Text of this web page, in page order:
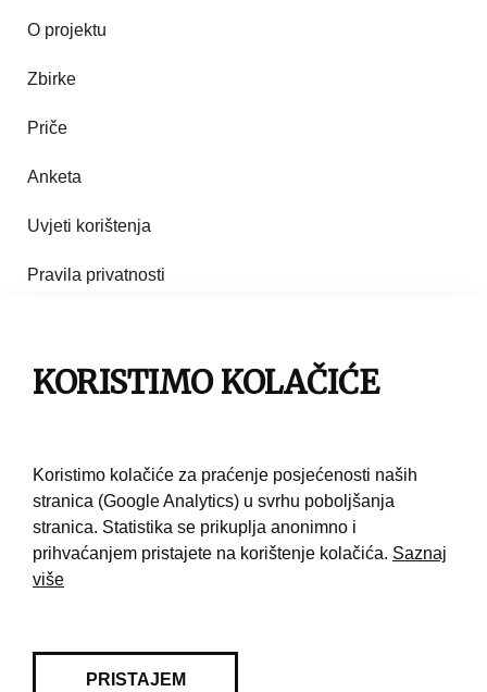
O projektu
Zbirke
Priče
Anketa
Uvjeti korištenja
Pravila privatnosti
Pravila korištenja
KORISTIMO KOLAČIĆE
Koristimo kolačiće za praćenje posjećenosti naših
stranica (Google Analytics) u svrhu poboljšanja
stranica. Statistika se prikuplja anonimno i
prihvaćanjem pristajete na korištenje kolačića. Saznaj
više
PRISTAJEM